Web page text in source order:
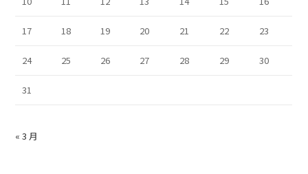
17 18 19 20 21 22 23
24 25 26 27 28 29 30
31
« 3 月